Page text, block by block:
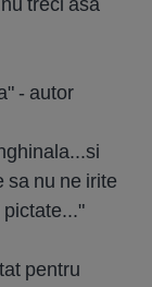
- autor
sa nu ne irite
pentru